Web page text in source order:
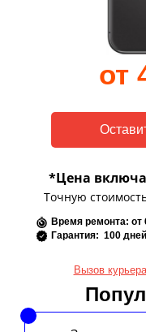
от
*Цена
Точную
Время ремонта: от
Гарантия: 100 дней
Вызов курьера